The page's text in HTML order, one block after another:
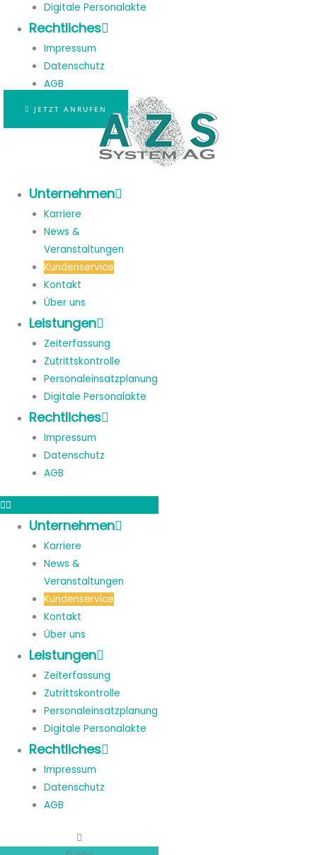
Digitale Personalakte
Rechtliches
Impressum
Datenschutz
AGB
JETZT ANRUFEN
Unternehmen
Karriere
News &
Veranstaltungen
Kundenservice
Kontakt
Über uns
Leistungen
Zeiterfassung
Zutrittskontrolle
Personaleinsatzplanung
Digitale Personalakte
Rechtliches
Impressum
Datenschutz
AGB
Unternehmen
Karriere
News &
Veranstaltungen
Kundenservice
Kontakt
Über uns
Leistungen
Zeiterfassung
Zutrittskontrolle
Personaleinsatzplanung
Digitale Personalakte
Rechtliches
Impressum
Datenschutz
AGB